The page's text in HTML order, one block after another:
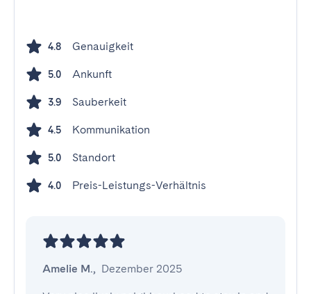
4.8 Genauigkeit
5.0 Ankunft
3.9 Sauberkeit
4.5 Kommunikation
5.0 Standort
4.0 Preis-Leistungs-Verhältnis
Amelie M., Dezember 2025